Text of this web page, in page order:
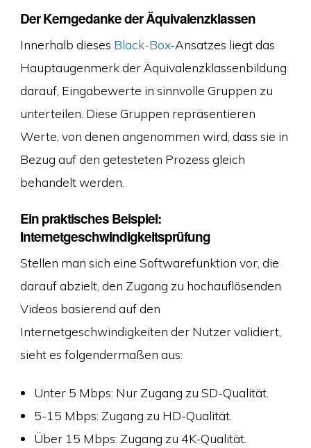
Der Kerngedanke der Äquivalenzklassen
Innerhalb dieses Black-Box-Ansatzes liegt das
Hauptaugenmerk der Äquivalenzklassenbildung
darauf, Eingabewerte in sinnvolle Gruppen zu
unterteilen. Diese Gruppen repräsentieren
Werte, von denen angenommen wird, dass sie in
Bezug auf den getesteten Prozess gleich
behandelt werden.
Ein praktisches Beispiel:
Internetgeschwindigkeitsprüfung
Stellen man sich eine Softwarefunktion vor, die
darauf abzielt, den Zugang zu hochauflösenden
Videos basierend auf den
Internetgeschwindigkeiten der Nutzer validiert,
sieht es folgendermaßen aus:
Unter 5 Mbps: Nur Zugang zu SD-Qualität.
5-15 Mbps: Zugang zu HD-Qualität.
Über 15 Mbps: Zugang zu 4K-Qualität.